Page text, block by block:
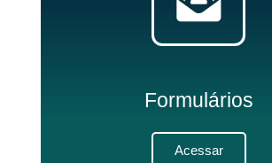
Formulários
Acessar